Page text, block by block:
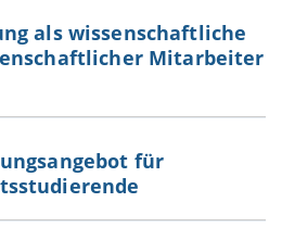
als wissenschaftliche
Mitarbeiter
für